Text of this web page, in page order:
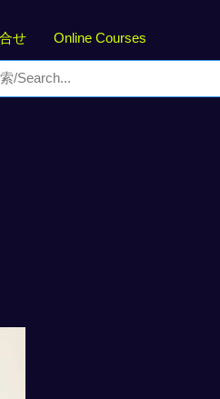
せ Online Courses